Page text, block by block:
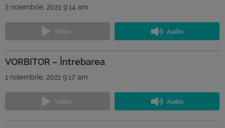
2 noiembrie, 2021 9:14 am
VORBITOR – Întrebarea
1 noiembrie, 2021 9:17 am